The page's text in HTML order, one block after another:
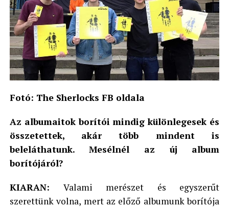
Fotó: The Sherlocks FB oldala
Az albumaitok borítói mindig különlegesek és
összetettek, akár több mindent is
beleláthatunk. Mesélnél az új album
borítójáról?
KIARAN:Valami merészet és egyszerűt
szerettünk volna, mert az előző albumunk borítója